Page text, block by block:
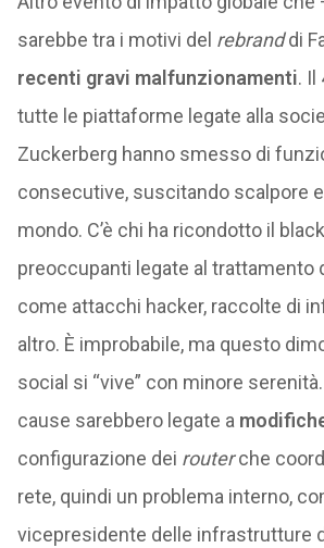
sarebbe tra i motivi del rebranddi
recenti gravi malfunzionamenti. Il
tutte le piattaforme legate alla
Zuckerberg hanno smesso di
consecutive, suscitando scalpore
mondo. C’è chi ha ricondotto il
preoccupanti legate al trattamento
come attacchi hacker, raccolte di
altro. È improbabile, ma questo
social si “vive” con minore
cause sarebbero legate a
configurazione dei routerche
rete, quindi un problema interno,
vicepresidente delle infrastrutture